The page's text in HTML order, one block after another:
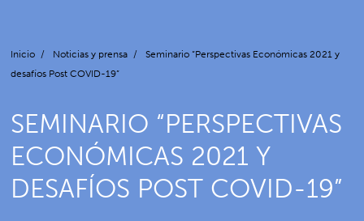
Inicio / Noticias y prensa /
Seminario “Perspectivas Económicas 2021 y
desafíos Post COVID-19”
SEMINARIO “PERSPECTIVAS
ECONÓMICAS 2021 Y
DESAFÍOS POST COVID-19”